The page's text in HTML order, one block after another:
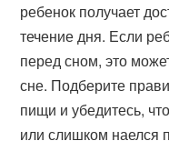
ребенок получает
течение дня. Если
перед сном, это
сне. Подберите
пищи и убедитесь,
или слишком наелся